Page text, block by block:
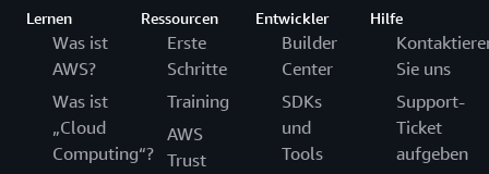
Lernen
Was ist
AWS?
Was ist
„Cloud
Computing“?
Ressourcen
Erste
Schritte
Training
AWS
Trust
Entwickler
Builder
Center
SDKs
und
Tools
Hilfe
Sie uns
Support-
Ticket
aufgeben